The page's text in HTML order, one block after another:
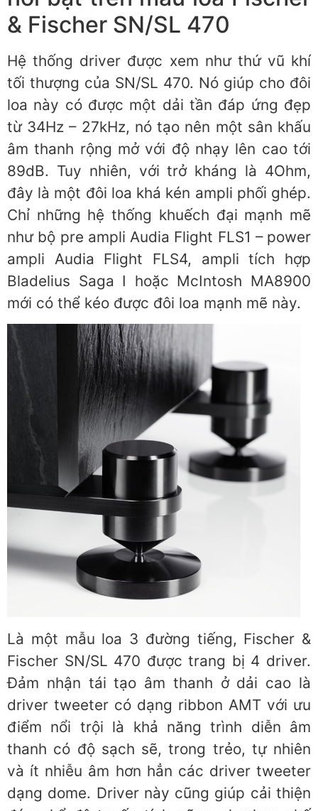
& Fischer SN/SL 470
Hệ thống driver được xem như thứ vũ khí
tối thượng của SN/SL 470. Nó giúp cho đôi
loa này có được một dải tần đáp ứng đẹp
từ 34Hz – 27kHz, nó tạo nên một sân khấu
âm thanh rộng mở với độ nhạy lên cao tới
89dB. Tuy nhiên, với trở kháng là 4Ohm,
đây là một đôi loa khá kén ampli phối ghép.
Chỉ những hệ thống khuếch đại mạnh mẽ
như bộ pre ampli Audia Flight FLS1 – power
ampli Audia Flight FLS4, ampli tích hợp
Bladelius Saga I hoặc McIntosh MA8900
mới có thể kéo được đôi loa mạnh mẽ này.
Là một mẫu loa 3 đường tiếng, Fischer &
Fischer SN/SL 470 được trang bị 4 driver.
Đảm nhận tái tạo âm thanh ở dải cao là
driver tweeter có dạng ribbon AMT với ưu
điểm nổi trội là khả năng trình diễn âm
thanh có độ sạch sẽ, trong trẻo, tự nhiên
và ít nhiễu âm hơn hẳn các driver tweeter
dạng dome. Driver này cũng giúp cải thiện